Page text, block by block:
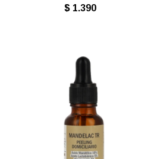
$ 1.390